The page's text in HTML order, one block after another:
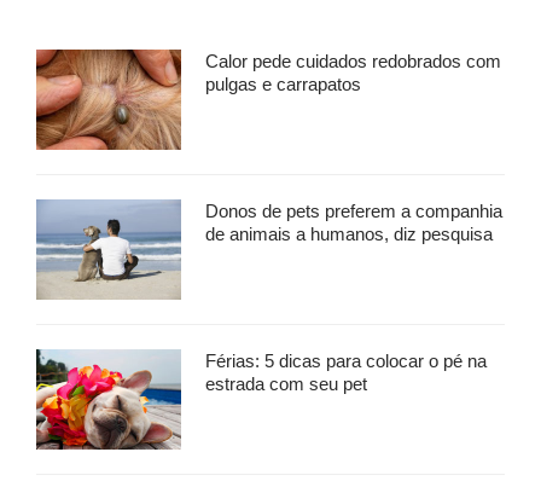
Calor pede cuidados redobrados com
pulgas e carrapatos
Donos de pets preferem a companhia
de animais a humanos, diz pesquisa
Férias: 5 dicas para colocar o pé na
estrada com seu pet